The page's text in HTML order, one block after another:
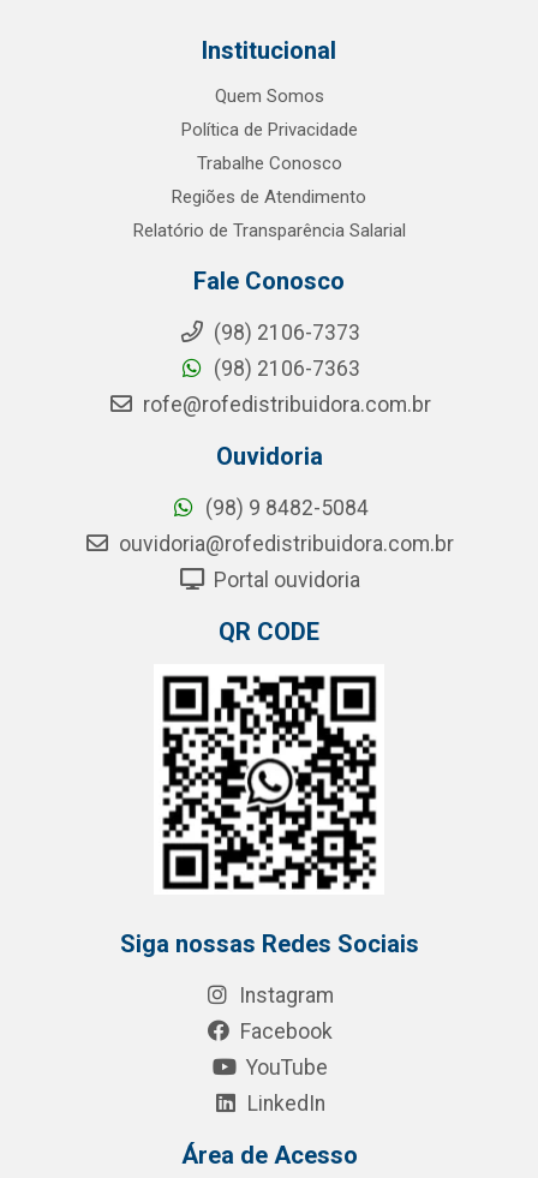
Institucional
Quem Somos
Política de Privacidade
Trabalhe Conosco
Regiões de Atendimento
Relatório de Transparência Salarial
Fale Conosco
(98) 2106-7373
(98) 2106-7363
rofe@rofedistribuidora.com.br
Ouvidoria
(98) 9 8482-5084
ouvidoria@rofedistribuidora.com.br
Portal ouvidoria
QR CODE
Siga nossas Redes Sociais
Instagram
Facebook
YouTube
LinkedIn
Área de Acesso